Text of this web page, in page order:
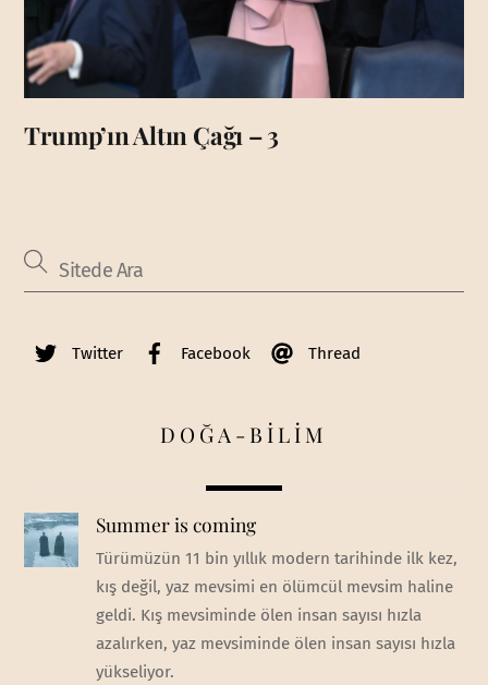
Trump’ın Altın Çağı – 3
Twitter Facebook Thread
DOĞA-BİLİM
Summer is coming
Türümüzün 11 bin yıllık modern tarihinde ilk kez,
kış değil, yaz mevsimi en ölümcül mevsim haline
geldi. Kış mevsiminde ölen insan sayısı hızla
azalırken, yaz mevsiminde ölen insan sayısı hızla
yükseliyor.